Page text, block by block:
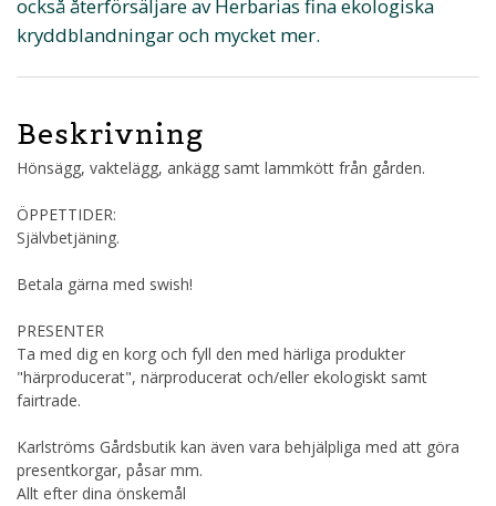
också återförsäljare av Herbarias fina ekologiska
kryddblandningar och mycket mer.
Beskrivning
Hönsägg, vaktelägg, ankägg samt lammkött från gården.
ÖPPETTIDER:
Självbetjäning.
Betala gärna med swish!
PRESENTER
Ta med dig en korg och fyll den med härliga produkter
"härproducerat", närproducerat och/eller ekologiskt samt
fairtrade.
Karlströms Gårdsbutik kan även vara behjälpliga med att göra
presentkorgar, påsar mm.
Allt efter dina önskemål